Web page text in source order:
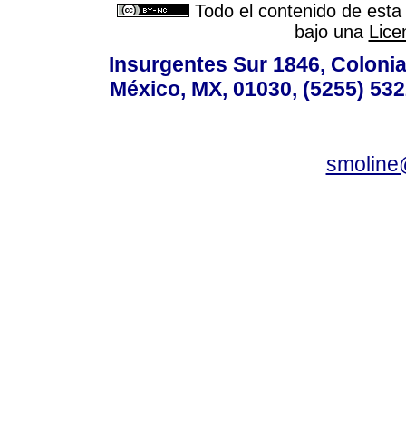
Todo el contenido de
bajo una
Insurgentes Sur 1846,
México, MX, 01030, (5255)